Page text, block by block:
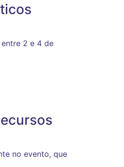
2 e 4 de
no evento, que